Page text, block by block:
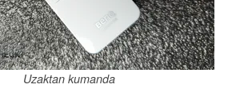
Uzaktan kumanda